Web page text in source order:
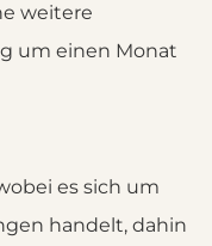
weitere
um einen Monat
es sich um
handelt, dahin